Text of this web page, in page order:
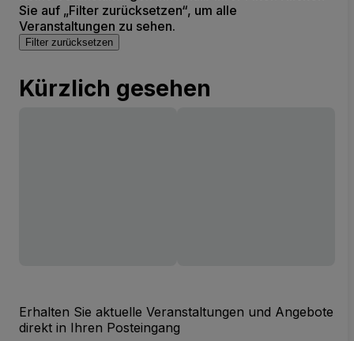
Sie auf „Filter zurücksetzen“, um alle
Veranstaltungen zu sehen.
Filter zurücksetzen
Kürzlich gesehen
Erhalten Sie aktuelle Veranstaltungen und Angebote
direkt in Ihren Posteingang